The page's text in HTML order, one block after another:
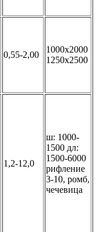
0,55-2,00
1000х2000
1250х2500
1,2-12,0
ш: 1000-
1500 дл:
1500-6000
рифление
3-10, ромб,
чечевица